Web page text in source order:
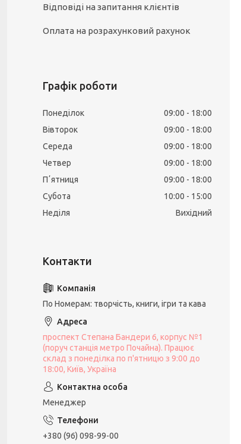
Відповіді на запитання клієнтів
Оплата на розрахунковий рахунок
Графік роботи
Понеділок 09:00
18:00
Вівторок
09:00
18:00
Середа
09:00
18:00
Четвер
09:00
18:00
Пʼятниця
09:00
18:00
Субота
10:00
15:00
Неділя
Вихідний
По Номерам: творчість, книги, ігри та кава
проспект Степана Бандери 6, корпус №1
(поруч станція метро Почайна). Працює
склад з понеділка по п'ятницю з 9:00 до
18:00, Київ, Україна
Менеджер
+380 (96) 098-99-00